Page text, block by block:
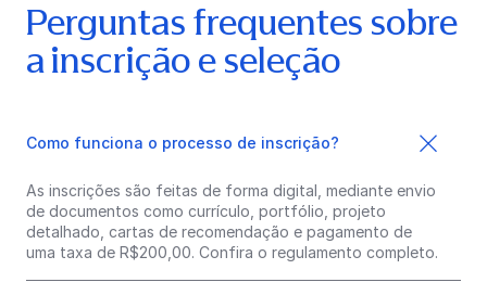
Perguntas frequentes sobre
a inscrição e seleção
Como funciona o processo de inscrição?
As inscrições são feitas de forma digital, mediante envio
de documentos como currículo, portfólio, projeto
detalhado, cartas de recomendação e pagamento de
uma taxa de R$200,00. Confira o regulamento completo.